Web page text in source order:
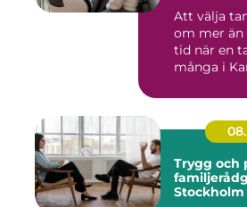
Att välja
om mer än
tid när en
många i
Trygg och
Stockholm